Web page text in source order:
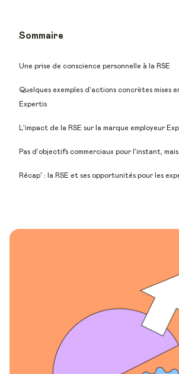
Sommaire
Une prise de conscience personnelle à la RSE
Quelques exemples d’actions concrètes mises
Expertis
L’impact de la RSE sur la marque employeur
Pas d’objectifs commerciaux pour l’instant, mais…
Récap' : la RSE et ses opportunités pour les